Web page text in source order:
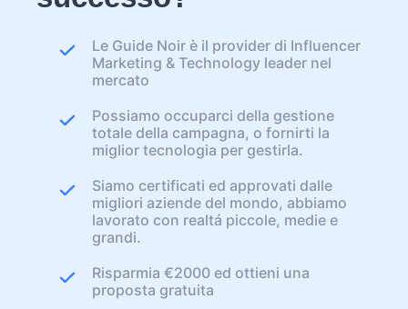
Le Guide Noir è il provider di Influencer
Marketing & Technology leader nel
mercato
Possiamo occuparci della gestione
totale della campagna, o fornirti la
miglior tecnologia per gestirla.
Siamo certificati ed approvati dalle
migliori aziende del mondo, abbiamo
lavorato con realtá piccole, medie e
grandi.
Risparmia €2000 ed ottieni una
proposta gratuita